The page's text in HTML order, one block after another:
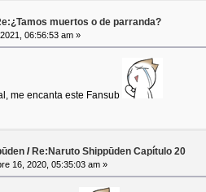
muertos o de parranda?
06:56:53 am »
me encanta este Fansub
/ Re:Naruto Shippūden Capítulo 20
16, 2020, 05:35:03 am »